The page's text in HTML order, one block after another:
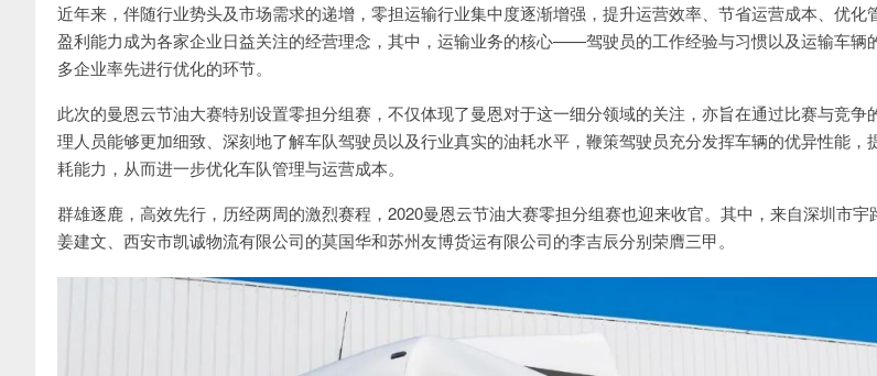
近年来，伴随行业势头及市场需求的递增，零担运输行业集中度逐渐增强，提升运营效率、节省运营成本、优化
盈利能力成为各家企业日益关注的经营理念，其中，运输业务的核心——驾驶员的工作经验与习惯以及运输车辆
多企业率先进行优化的环节。
此次的曼恩云节油大赛特别设置零担分组赛，不仅体现了曼恩对于这一细分领域的关注，亦旨在通过比赛与竞争
理人员能够更加细致、深刻地了解车队驾驶员以及行业真实的油耗水平，鞭策驾驶员充分发挥车辆的优异性能，
耗能力，从而进一步优化车队管理与运营成本。
群雄逐鹿，高效先行，历经两周的激烈赛程，2020曼恩云节油大赛零担分组赛也迎来收官。其中，来自深圳市宇
姜建文、西安市凯诚物流有限公司的莫国华和苏州友博货运有限公司的李吉辰分别荣膺三甲。